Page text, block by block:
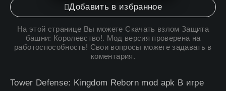
Добавить в избранное
На этой странице Вы можете Скачать взлом Защита
башни: Королевство!. Мод версия проверена на
работоспособность! Свои вопросы можете задавать в
коментария.
Tower Defense: Kingdom Reborn mod apk В игре